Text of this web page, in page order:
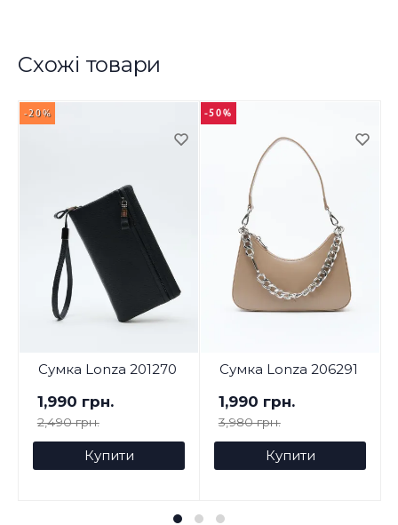
Схожі товари
-20%
Сумка Lonza 201270
1,990 грн.
2,490 грн.
Купити
-50%
Сумка Lonza 206291
1,990 грн.
3,980 грн.
Купити